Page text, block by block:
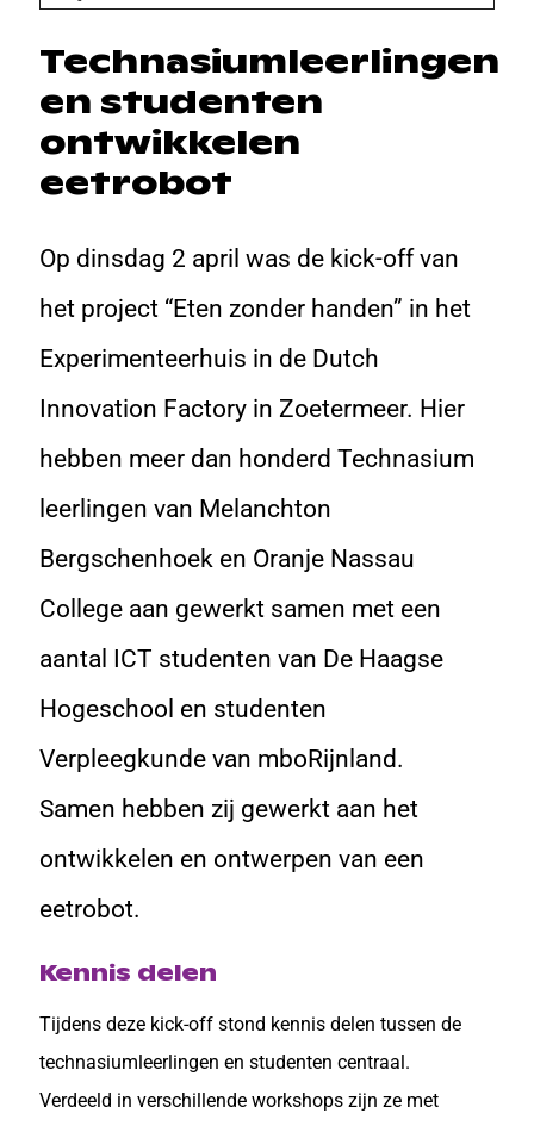
Technasiumleerlingen
en studenten
ontwikkelen
eetrobot
Op dinsdag 2 april was de kick-off van
het project “Eten zonder handen” in het
Experimenteerhuis in de Dutch
Innovation Factory in Zoetermeer. Hier
hebben meer dan honderd Technasium
leerlingen van Melanchton
Bergschenhoek en Oranje Nassau
College aan gewerkt samen met een
aantal ICT studenten van De Haagse
Hogeschool en studenten
Verpleegkunde van mboRijnland.
Samen hebben zij gewerkt aan het
ontwikkelen en ontwerpen van een
eetrobot.
Kennis delen
Tijdens deze kick-off stond kennis delen tussen de
technasiumleerlingen en studenten centraal.
Verdeeld in verschillende workshops zijn ze met